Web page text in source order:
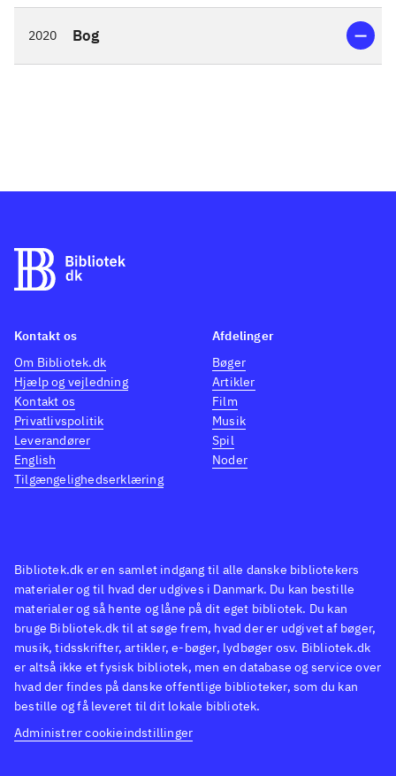
2020 Bog
Bibliotek.dk er en samlet indgang til alle danske bibliotekers
materialer og til hvad der udgives i Danmark. Du kan bestille
materialer og så hente og låne på dit eget bibliotek. Du kan
bruge Bibliotek.dk til at søge frem, hvad der er udgivet af bøger,
musik, tidsskrifter, artikler, e-bøger, lydbøger osv. Bibliotek.dk
er altså ikke et fysisk bibliotek, men en database og service over
hvad der findes på danske offentlige biblioteker, som du kan
bestille og få leveret til dit lokale bibliotek.
Administrer cookieindstillinger
Kontakt os
Om Bibliotek.dk
Hjælp og vejledning
Kontakt os
Privatlivspolitik
Leverandører
English
Tilgængelighedserklæring
Afdelinger
Bøger
Artikler
Film
Musik
Spil
Noder